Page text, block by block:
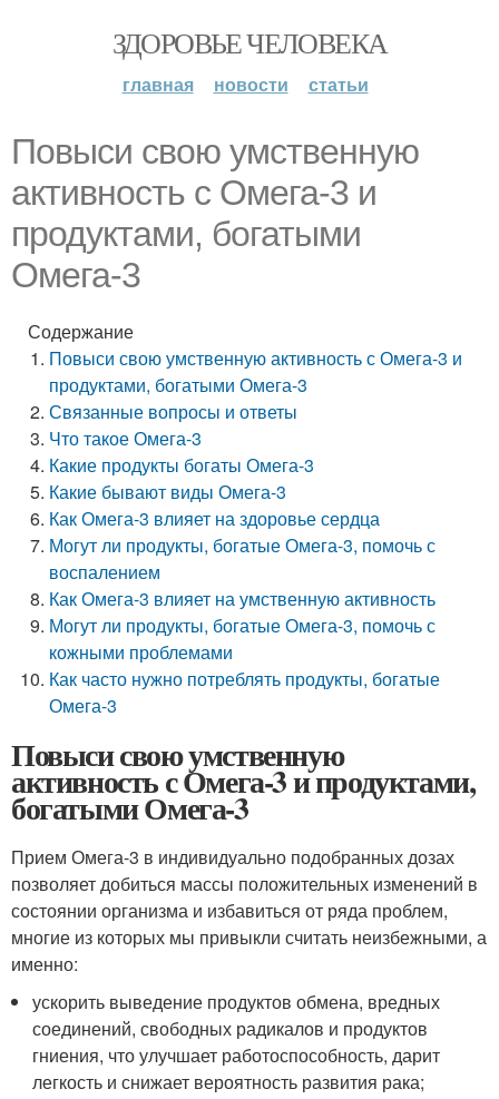
ЗДОРОВЬЕ ЧЕЛОВЕКА
главная новости статьи
Повыси свою умственную
активность с Омега-3 и
продуктами, богатыми
Омега-3
Содержание
Повыси свою умственную активность с Омега-3 и
продуктами, богатыми Омега-3
Связанные вопросы и ответы
Что такое Омега-3
Какие продукты богаты Омега-3
Какие бывают виды Омега-3
Как Омега-3 влияет на здоровье сердца
Могут ли продукты, богатые Омега-3, помочь с
воспалением
Как Омега-3 влияет на умственную активность
Могут ли продукты, богатые Омега-3, помочь с
кожными проблемами
Как часто нужно потреблять продукты, богатые
Омега-3
Повыси свою умственную
активность с Омега-3 и продуктами,
богатыми Омега-3
Прием Омега-3 в индивидуально подобранных дозах
позволяет добиться массы положительных изменений в
состоянии организма и избавиться от ряда проблем,
многие из которых мы привыкли считать неизбежными, а
именно:
ускорить выведение продуктов обмена, вредных
соединений, свободных радикалов и продуктов
гниения, что улучшает работоспособность, дарит
легкость и снижает вероятность развития рака;